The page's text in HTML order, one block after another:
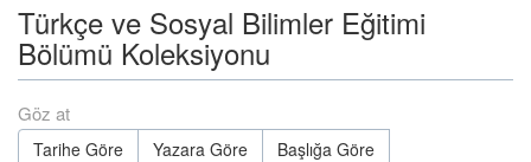
Türkçe ve Sosyal Bilimler Eğitimi
Bölümü Koleksiyonu
Göz at
Tarihe Göre Yazara Göre
Başlığa Göre